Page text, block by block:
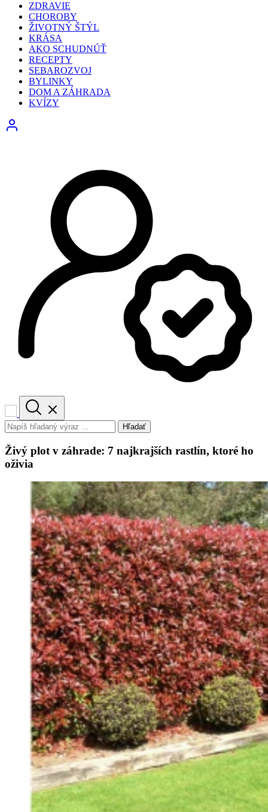
ZDRAVIE
CHOROBY
ŽIVOTNÝ ŠTÝL
KRÁSA
AKO SCHUDNÚŤ
RECEPTY
SEBAROZVOJ
BYLINKY
DOM A ZÁHRADA
KVÍZY
Hľadať
Živý plot v záhrade: 7 najkrajších rastlín, ktoré ho
oživia